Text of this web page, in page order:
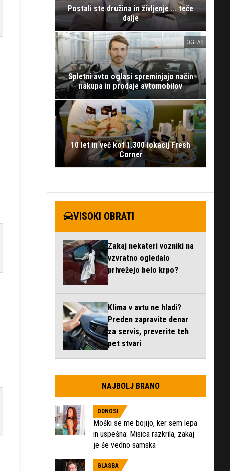
Postali ste družina in življenje ... teče
dalje
OGLAS
Spletni avto oglasi spreminjajo način
nakupa in prodaje avtomobilov
10 let in več kot 1.300 lokacij Fresh
Corner
VISOKI OBRATI
Zakaj nekateri vozniki na
vzvratno ogledalo
privežejo belo krpo?
Klima v avtu ne hladi?
Preden zapravite denar
za servis, preverite teh
pet stvari
NAJBOLJ BRANO
ODNOSI
Moški se me bojijo, ker sem lepa
in uspešna: Misica razkrila, zakaj
je še vedno samska
GLASBA